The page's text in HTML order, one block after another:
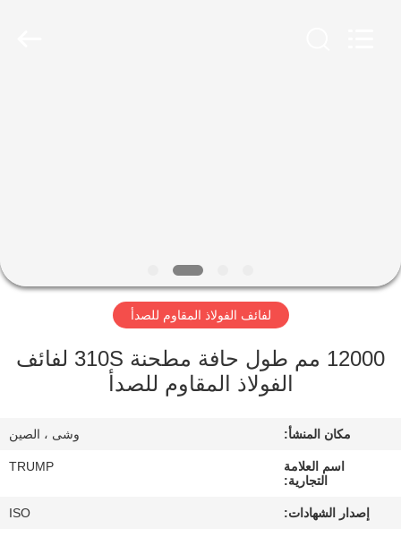
معلومات
عنا
جولة
مراقبة
الجودة
لفائف الفولاذ المقاوم للصدأ
12000 مم طول حافة مطحنة 310S لفائف
الفولاذ المقاوم للصدأ
مكان المنشأ: وشى ، الصين
اسم العلامة
التجارية:
TRUMP
إصدار الشهادات: ISO